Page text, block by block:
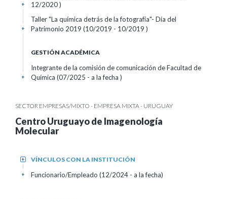
12/2020 )
+
Taller "La química detrás de la fotografía"- Día del
Patrimonio 2019 (10/2019 - 10/2019 )
+
GESTIÓN ACADÉMICA
Integrante de la comisión de comunicación de Facultad de
Química (07/2025 - a la fecha )
+
SECTOR EMPRESAS/MIXTO - EMPRESA MIXTA - URUGUAY
Centro Uruguayo de Imagenología
Molecular
VÍNCULOS CON LA INSTITUCIÓN
+
Funcionario/Empleado (12/2024 - a la fecha)
+